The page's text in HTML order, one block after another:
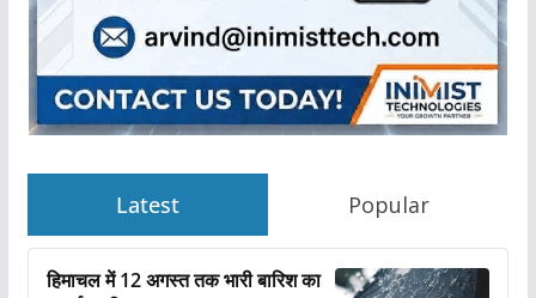
Latest Popular
हिमाचल में 12 अगस्त तक भारी बारिश का